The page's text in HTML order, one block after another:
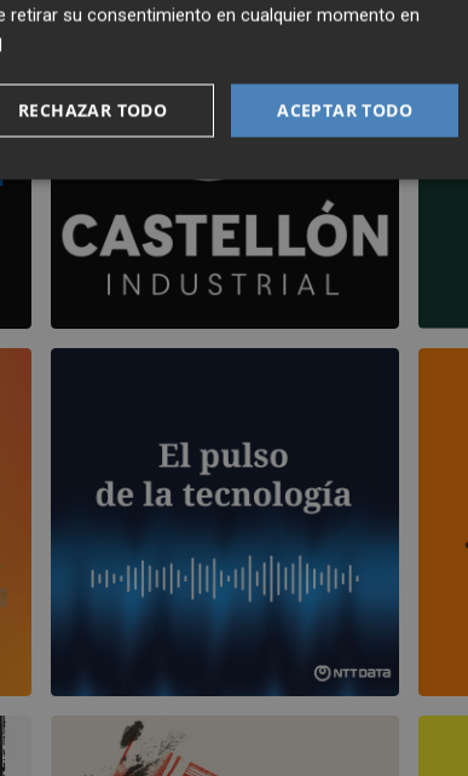
retirar su consentimiento en cualquier momento en
ACEPTAR TODO
RECHAZAR TODO